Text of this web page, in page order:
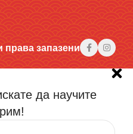
права запазени
да научите